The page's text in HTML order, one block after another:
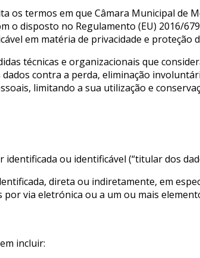
os termos em que Câmara Municipal de
o disposto no Regulamento (EU) 2016/
em matéria de privacidade e proteção
técnicas e organizacionais que
contra a perda, eliminação
limitando a sua utilização e
ou identificável (“titular dos
direta ou indiretamente, em
via eletrónica ou a um ou mais
incluir: